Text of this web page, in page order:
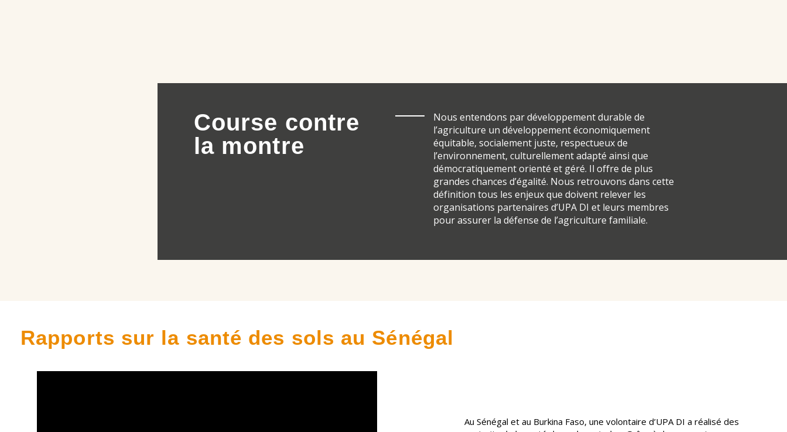
Course contre
la montre
Nous entendons par développement durable de
l’agriculture un développement économiquement
équitable, socialement juste, respectueux de
l’environnement, culturellement adapté ainsi que
démocratiquement orienté et géré. Il offre de plus
grandes chances d’égalité. Nous retrouvons dans cette
définition tous les enjeux que doivent relever les
organisations partenaires d’UPA DI et leurs membres
pour assurer la défense de l’agriculture familiale.
Rapports sur la santé des sols au Sénégal
Au Sénégal et au Burkina Faso, une volontaire d’UPA DI a réalisé des